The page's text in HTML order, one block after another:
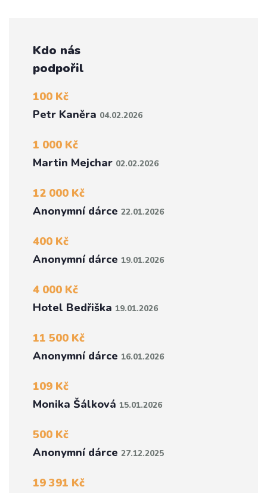
Kdo nás
podpořil
100 Kč
Petr Kaněra 04.02.2026
1 000 Kč
Martin Mejchar 02.02.2026
12 000 Kč
Anonymní dárce 22.01.2026
400 Kč
Anonymní dárce 19.01.2026
4 000 Kč
Hotel Bedřiška 19.01.2026
11 500 Kč
Anonymní dárce 16.01.2026
109 Kč
Monika Šálková 15.01.2026
500 Kč
Anonymní dárce 27.12.2025
19 391 Kč